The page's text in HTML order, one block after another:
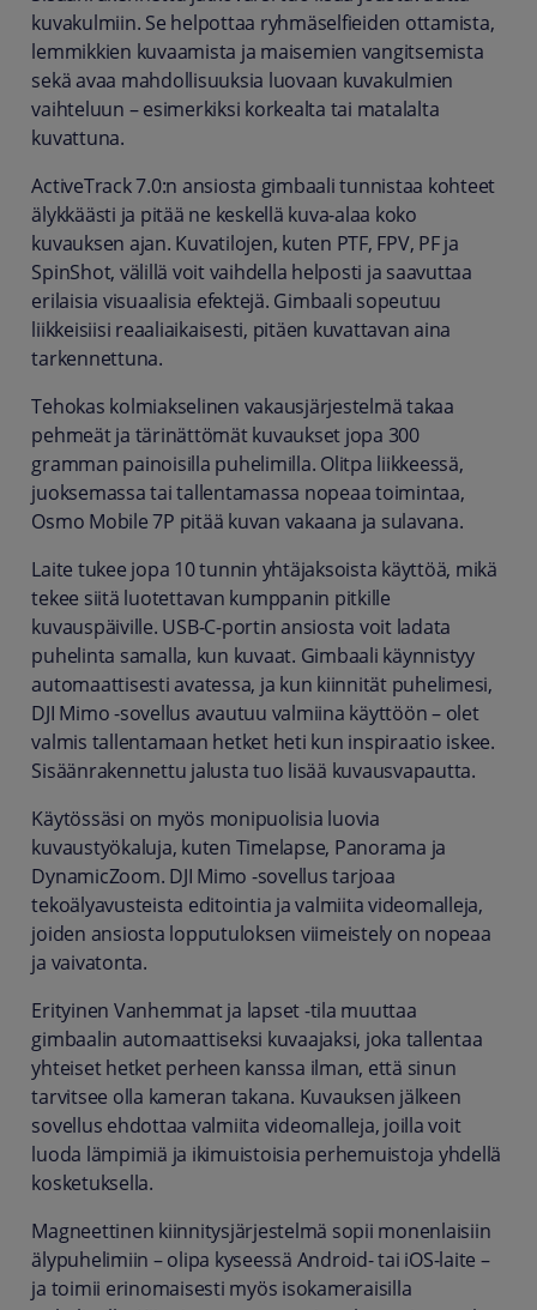
kuvakulmiin. Se helpottaa ryhmäselfieiden ottamista,
lemmikkien kuvaamista ja maisemien vangitsemista
sekä avaa mahdollisuuksia luovaan kuvakulmien
vaihteluun – esimerkiksi korkealta tai matalalta
kuvattuna.
ActiveTrack 7.0:n ansiosta gimbaali tunnistaa kohteet
älykkäästi ja pitää ne keskellä kuva-alaa koko
kuvauksen ajan. Kuvatilojen, kuten PTF, FPV, PF ja
SpinShot, välillä voit vaihdella helposti ja saavuttaa
erilaisia visuaalisia efektejä. Gimbaali sopeutuu
liikkeisiisi reaaliaikaisesti, pitäen kuvattavan aina
tarkennettuna.
Tehokas kolmiakselinen vakausjärjestelmä takaa
pehmeät ja tärinättömät kuvaukset jopa 300
gramman painoisilla puhelimilla. Olitpa liikkeessä,
juoksemassa tai tallentamassa nopeaa toimintaa,
Osmo Mobile 7P pitää kuvan vakaana ja sulavana.
Laite tukee jopa 10 tunnin yhtäjaksoista käyttöä, mikä
tekee siitä luotettavan kumppanin pitkille
kuvauspäiville. USB-C-portin ansiosta voit ladata
puhelinta samalla, kun kuvaat. Gimbaali käynnistyy
automaattisesti avatessa, ja kun kiinnität puhelimesi,
DJI Mimo -sovellus avautuu valmiina käyttöön – olet
valmis tallentamaan hetket heti kun inspiraatio iskee.
Sisäänrakennettu jalusta tuo lisää kuvausvapautta.
Käytössäsi on myös monipuolisia luovia
kuvaustyökaluja, kuten Timelapse, Panorama ja
DynamicZoom. DJI Mimo -sovellus tarjoaa
tekoälyavusteista editointia ja valmiita videomalleja,
joiden ansiosta lopputuloksen viimeistely on nopeaa
ja vaivatonta.
Erityinen Vanhemmat ja lapset -tila muuttaa
gimbaalin automaattiseksi kuvaajaksi, joka tallentaa
yhteiset hetket perheen kanssa ilman, että sinun
tarvitsee olla kameran takana. Kuvauksen jälkeen
sovellus ehdottaa valmiita videomalleja, joilla voit
luoda lämpimiä ja ikimuistoisia perhemuistoja yhdellä
kosketuksella.
Magneettinen kiinnitysjärjestelmä sopii monenlaisiin
älypuhelimiin – olipa kyseessä Android- tai iOS-laite –
ja toimii erinomaisesti myös isokameraisilla